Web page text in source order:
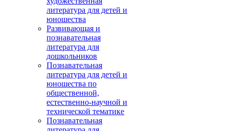
литература для детей и
юношества
Развивающая и
познавательная
литература для
дошкольников
Познавательная
литература для детей и
юношества по
общественной,
естественно-научной и
технической тематике
Познавательная